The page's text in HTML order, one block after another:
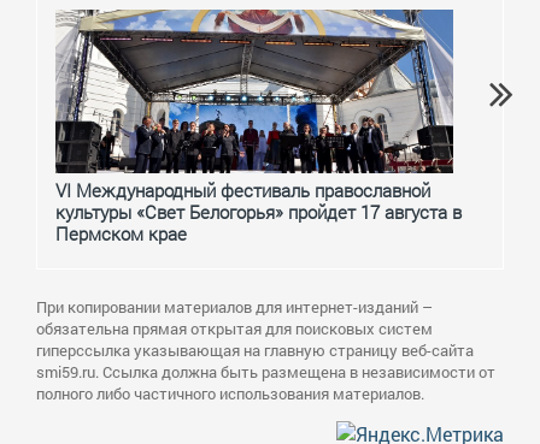
VI Международный фестиваль православной
культуры «Свет Белогорья» пройдет 17 августа в
Пермском крае
При копировании материалов для интернет-изданий –
обязательна прямая открытая для поисковых систем
гиперссылка указывающая на главную страницу веб-сайта
smi59.ru. Ссылка должна быть размещена в независимости от
полного либо частичного использования материалов.